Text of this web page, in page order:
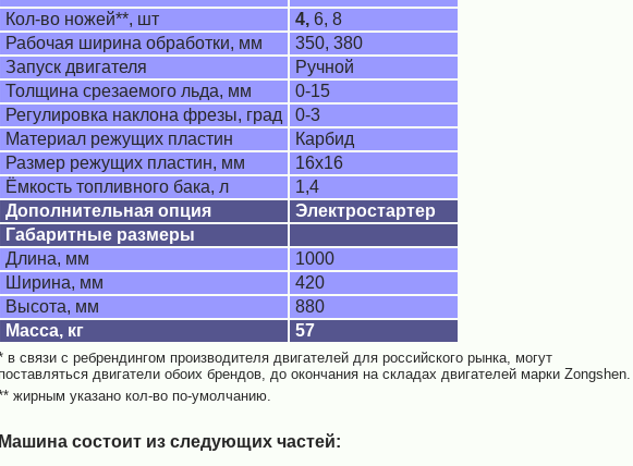
Кол-во ножей**, шт
4, 6, 8
Рабочая ширина обработки, мм
350, 380
Запуск двигателя
Ручной
Толщина срезаемого льда, мм
0-15
Регулировка наклона фрезы, град
0-3
Материал режущих пластин
Карбид
Размер режущих пластин, мм
16х16
Ёмкость топливного бака, л
1,4
Дополнительная опция
Электростартер
Габаритные размеры
Длина, мм
1000
Ширина, мм
420
Высота, мм
880
Масса, кг
57
в связи с ребрендингом производителя двигателей для российского рынка, могут
поставляться двигатели обоих брендов, до окончания на складах двигателей марки Zongshen.
жирным указано кол-во по-умолчанию.
Машина состоит из следующих частей: